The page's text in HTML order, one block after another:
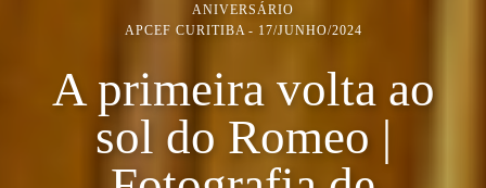
ANIVERSÁRIO
APCEF CURITIBA
17/JUNHO/2024
A primeira volta ao
sol do Romeo |